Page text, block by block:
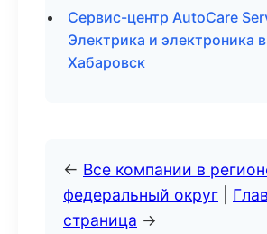
Сервис-центр AutoCare
Электрика и электроника в
Хабаровск
← Все компании в
федеральный округ
страница →